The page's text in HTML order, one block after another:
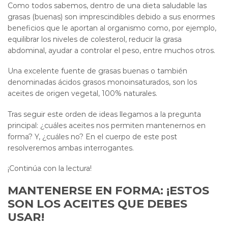
Como todos sabemos, dentro de una dieta saludable las
grasas (buenas) son imprescindibles debido a sus enormes
beneficios que le aportan al organismo como, por ejemplo,
equilibrar los niveles de colesterol, reducir la grasa
abdominal, ayudar a controlar el peso, entre muchos otros.
Una excelente fuente de grasas buenas o también
denominadas ácidos grasos monoinsaturados, son los
aceites de origen vegetal, 100% naturales.
Tras seguir este orden de ideas llegamos a la pregunta
principal: ¿cuáles aceites nos permiten mantenernos en
forma? Y, ¿cuáles no? En el cuerpo de este post
resolveremos ambas interrogantes.
¡Continúa con la lectura!
MANTENERSE EN FORMA: ¡ESTOS
SON LOS ACEITES QUE DEBES
USAR!